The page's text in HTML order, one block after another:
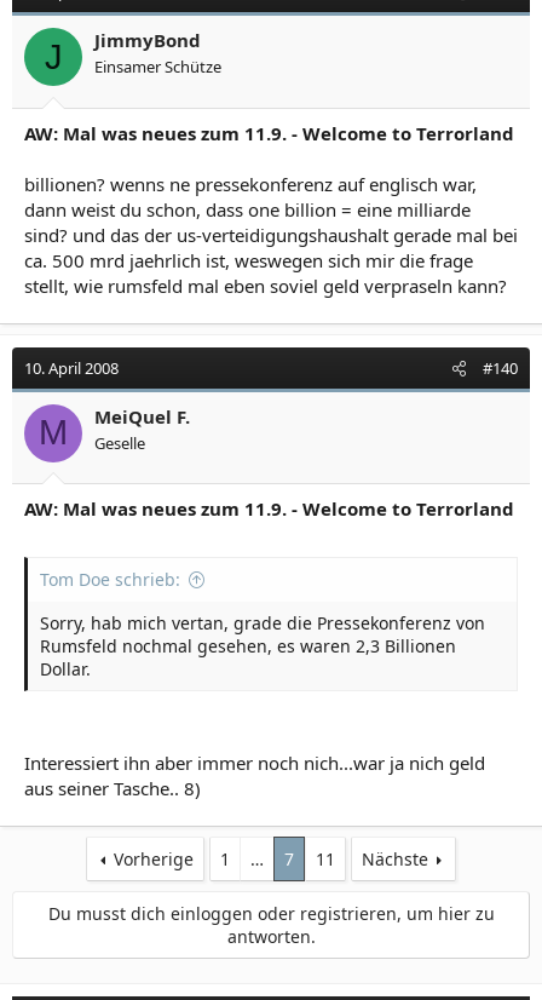
Warum ist das Pentagon-Flugzeug ausgerechnet in
einen frisch renovierten und fast leeren Flügel des
Pentagon gekracht, an der exakt entferntesten Stelle von
Rumsfelds Frühstückszimmer? Ausgerechnet in den
Flügel, der gerade eben gegen Flugzeugeinstürze
Kevlarverkleidung und halbtonnenschweren
Sicherheitsscheiben? Die Einzige Abteilung, die da
schon wieder eingezogen war, war die Buchhaltung, die
gerade untersucht hatte, wohin Rumsfeld 3,5 Milliarden
Dollar verplempert hat. Na so ein praktischer Zufall ^^
Und was macht Rumsfeld? Nach dem Pentagon-
Einschlag rennt er raus und inspiziert die Unfallstelle,
als ob das sein Job wäre. Rennt noch neben der Bahre
eines Verletzten her und hält die Infusionsflasche! Satte
zwei Stunden macht der Verteidigungsminister alles,
nur nicht seinen Job!
J JimmyBond
Einsamer Schütze
AW: Mal was neues zum 11.9. - Welcome to Terrorland
billionen? wenns ne pressekonferenz auf englisch war,
dann weist du schon, dass one billion = eine milliarde
sind? und das der us-verteidigungshaushalt gerade mal bei
ca. 500 mrd jaehrlich ist, weswegen sich mir die frage
stellt, wie rumsfeld mal eben soviel geld verpraseln kann?
10. April 2008 #140
M MeiQuel F.
Geselle
AW: Mal was neues zum 11.9. - Welcome to Terrorland
Tom Doe schrieb:
Sorry, hab mich vertan, grade die Pressekonferenz von
Rumsfeld nochmal gesehen, es waren 2,3 Billionen
Dollar.
Interessiert ihn aber immer noch nich...war ja nich geld
aus seiner Tasche.. 8)
Vorherige 1 … 7 11 Nächste
Du musst dich einloggen oder registrieren, um hier zu
antworten.